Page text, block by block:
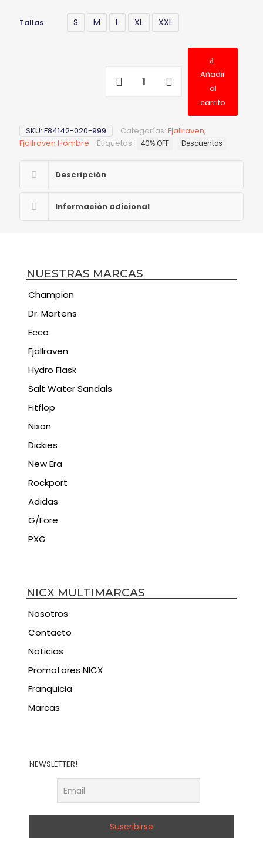
Tallas S M L XL XXL
Añadir
al
carrito
SKU: F84142-020-999 Categorías: Fjallraven,
Fjallraven Hombre
Etiquetas: 40% OFF Descuentos
Descripción
Información adicional
NUESTRAS MARCAS
Champion
Dr. Martens
Ecco
Fjallraven
Hydro Flask
Salt Water Sandals
Fitflop
Nixon
Dickies
New Era
Rockport
Adidas
G/Fore
PXG
NICX MULTIMARCAS
Nosotros
Contacto
Noticias
Promotores NICX
Franquicia
Marcas
NEWSLETTER!